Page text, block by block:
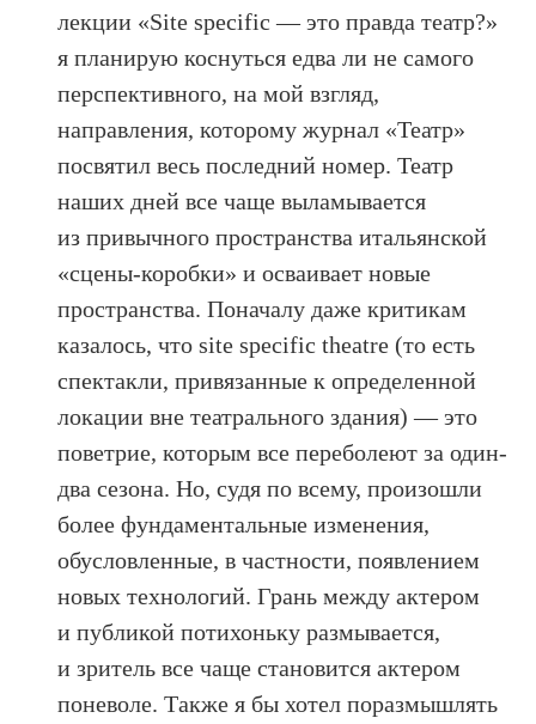
лекции «Site specific — это правда театр?»
я планирую коснуться едва ли не самого
перспективного, на мой взгляд,
направления, которому журнал «Театр»
посвятил весь последний номер. Театр
наших дней все чаще выламывается
из привычного пространства итальянской
«сцены-коробки» и осваивает новые
пространства. Поначалу даже критикам
казалось, что site specific theatre (то есть
спектакли, привязанные к определенной
локации вне театрального здания) — это
поветрие, которым все переболеют за один-
два сезона. Но, судя по всему, произошли
более фундаментальные изменения,
обусловленные, в частности, появлением
новых технологий. Грань между актером
и публикой потихоньку размывается,
и зритель все чаще становится актером
поневоле. Также я бы хотел поразмышлять